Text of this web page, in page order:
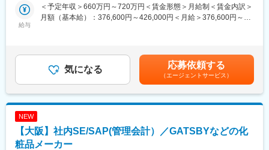
・男性化粧品のカテゴリーキャプテンとして、2027年創業100周
年
的な「育休・育児勤務制度」の取得促進、フルフレックスタイム
制、在宅勤務制度など、様々な制度を取り入れています。
<GATSBY/ギャッツビー>
高い認知と信頼感を確立してきたメンズコスメブランド。
<Bifesta/ビフェスタ>
▼業務について：
□ミッション
ともに、レポーティング体制を確立する。
□業務内容
・全社ERMの設計・導入
ク対応）
・内部統制推進
給与
＜予定年収＞660万円～720万円＜賃金形態＞月給制＜賃金内訳＞
月額（基本給）：376,600円～426,000円＜月給＞376,600円～
賃金はあくまでも目安の金額であり、選考を通じて上下する可能
性があります。月給(月額)は固定手当を含めた表記です。
気になる 応募依頼する
（エージェントサービス）
NEW
【大阪】社内SE/SAP(管理会計）／GATSBYなどの化
粧品メーカー